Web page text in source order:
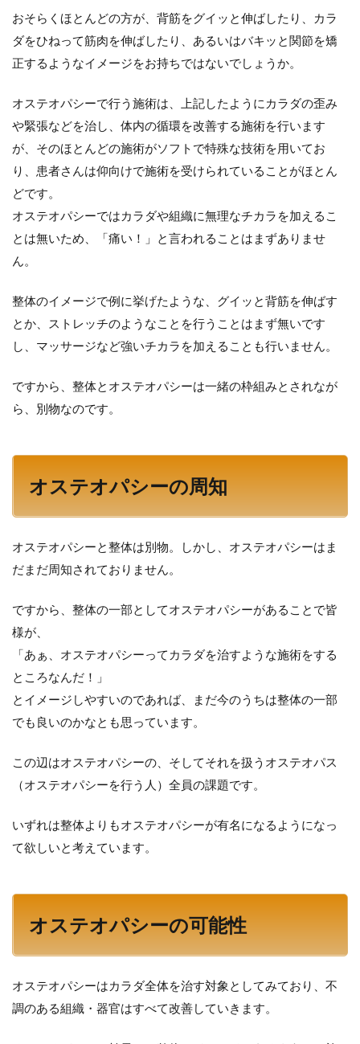
おそらくほとんどの方が、背筋をグイッと伸ばしたり、カラ
ダをひねって筋肉を伸ばしたり、あるいはバキッと関節を矯
正するようなイメージをお持ちではないでしょうか。
オステオパシーで行う施術は、上記したようにカラダの歪み
や緊張などを治し、体内の循環を改善する施術を行います
が、そのほとんどの施術がソフトで特殊な技術を用いてお
り、患者さんは仰向けで施術を受けられていることがほとん
どです。
オステオパシーではカラダや組織に無理なチカラを加えるこ
とは無いため、「痛い！」と言われることは まずありませ
ん。
整体のイメージで例に挙げたような、グイッと背筋を伸ばす
とか、ストレッチのようなことを行うことはまず無いです
し、マッサージなど強いチカラを加えることも行いません。
ですから、整体とオステオパシーは一緒の枠組みとされなが
ら、別物なのです。
オステオパシーの周知
オステオパシーと整体は別物。しかし、オステオパシーはま
だまだ周知されておりません。
ですから、整体の一部としてオステオパシーがあることで皆
様が、
「あぁ、オステオパシーってカラダを治すような施術をする
ところなんだ！」
とイメージしやすいのであれば、まだ今のうちは整体の一部
でも良いのかなとも思っています。
この辺はオステオパシーの、そしてそれを扱うオステオパス
（オステオパシーを行う人）全員の課題です。
いずれは整体よりもオステオパシーが有名になるようになっ
て欲しいと考えています。
オステオパシーの可能性
オステオパシーはカラダ全体を治す対象としてみており、不
調のある組織・器官はすべて改善していきます。